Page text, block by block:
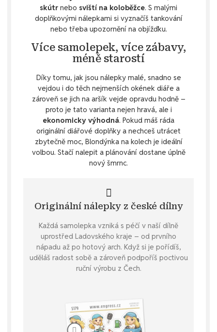
skútr nebo sviští na koloběžce. S malými
doplňkovými nálepkami si vyznačíš tankování
nebo třeba upozornění na objížďku.
Více samolepek, více zábavy,
méně starostí
Díky tomu, jak jsou nálepky malé, snadno se
vejdou i do těch nejmenších okének diáře a
zároveň se jich na aršík vejde opravdu hodně –
proto je tato varianta nejen hravá, ale i
ekonomicky výhodná. Pokud máš ráda
originální diářové doplňky a nechceš utrácet
zbytečně moc, Blondýnka na kolech je ideální
volbou. Stačí nalepit a plánování dostane úplně
nový šmrnc.
Originální nálepky z české dílny
Každá samolepka vzniká s péčí v naší dílně
uprostřed Ladovského kraje – od prvního
nápadu až po hotový arch. Když si je pořídíš,
uděláš radost sobě a zároveň podpoříš poctivou
ruční výrobu z Čech.